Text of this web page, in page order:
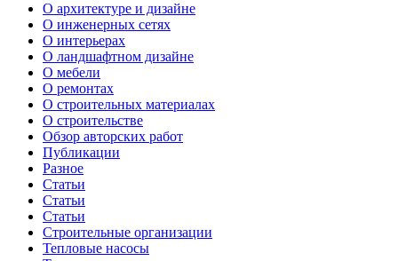
О архитектуре и дизайне
О инженерных сетях
О интерьерах
О ландшафтном дизайне
О мебели
О ремонтах
О строительных материалах
О строительстве
Обзор авторских работ
Публикации
Разное
Статьи
Статьи
Статьи
Строительные организации
Тепловые насосы